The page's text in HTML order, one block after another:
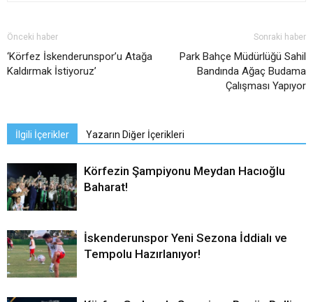
Önceki haber
‘Körfez İskenderunspor’u Atağa
Kaldırmak İstiyoruz’
Sonraki haber
Park Bahçe Müdürlüğü Sahil
Bandında Ağaç Budama
Çalışması Yapıyor
İlgili İçerikler Yazarın Diğer İçerikleri
Körfezin Şampiyonu Meydan Hacıoğlu
Baharat!
İskenderunspor Yeni Sezona İddialı ve
Tempolu Hazırlanıyor!